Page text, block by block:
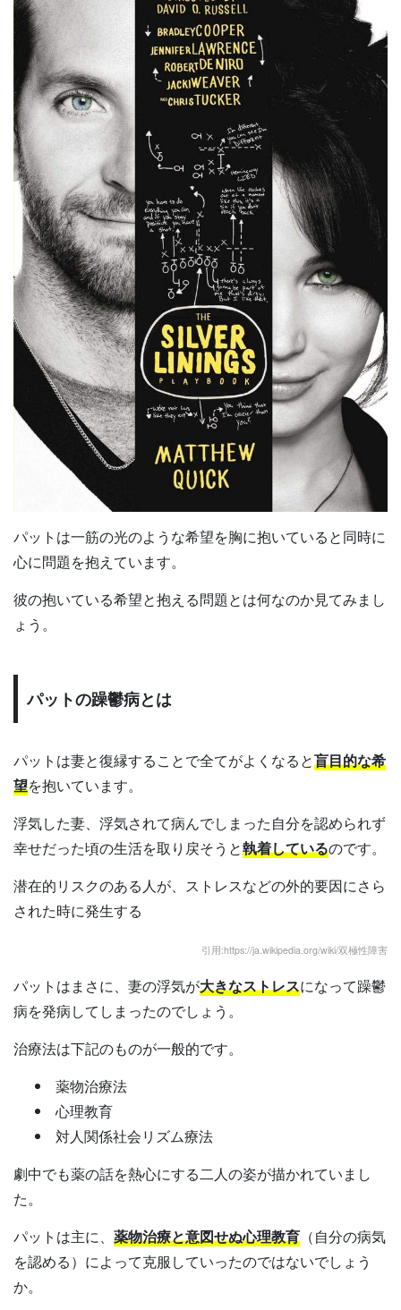
パットは一筋の光のような希望を胸に抱いていると同時に
心に問題を抱えています。
彼の抱いている希望と抱える問題とは何なのか見てみまし
ょう。
パットの躁鬱病とは
パットは妻と復縁することで全てがよくなると盲目的な希
望を抱いています。
浮気した妻、浮気されて病んでしまった自分を認められず
幸せだった頃の生活を取り戻そうと執着しているのです。
潜在的リスクのある人が、ストレスなどの外的要因にさら
された時に発生する
引用:https://ja.wikipedia.org/wiki/双極性障害
パットはまさに、妻の浮気が大きなストレスになって躁鬱
病を発病してしまったのでしょう。
治療法は下記のものが一般的です。
薬物治療法
心理教育
対人関係社会リズム療法
劇中でも薬の話を熱心にする二人の姿が描かれていまし
た。
パットは主に、 薬物治療と意図せぬ心理教育 （自分の病気
を認める）によって克服していったのではないでしょう
か。